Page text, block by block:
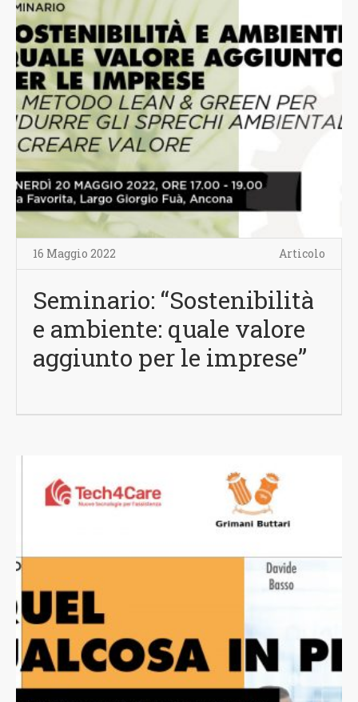
16 Maggio 2022 Articolo
Seminario: “Sostenibilità
e ambiente: quale valore
aggiunto per le imprese”